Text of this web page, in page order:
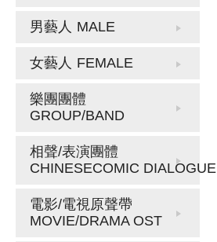
男藝人 MALE
女藝人 FEMALE
樂團團體
GROUP/BAND
相聲/表演團體
CHINESECOMIC DIALOGUE
電影/電視原聲帶
MOVIE/DRAMA OST